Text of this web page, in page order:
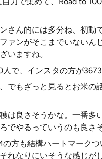
さん的には多分ね、初動
ァンがそこまでいないん
いますね。
で、インスタの方が3673
でもざっと見るとお米の
は良さそうかな。一番多
でやるっていうのも良さ
の方も結構ハートマークつ
れなりにいそうな感じが